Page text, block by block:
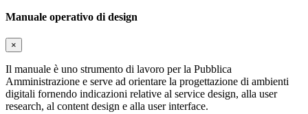
Manuale operativo di design
×
Il manuale è uno strumento di lavoro per la Pubblica
Amministrazione e serve ad orientare la progettazione di ambienti
digitali fornendo indicazioni relative al service design, alla user
research, al content design e alla user interface.